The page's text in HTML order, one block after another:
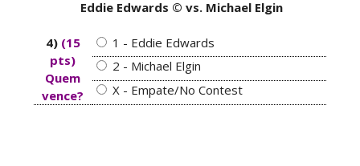
TENSÃO E REGRESSOS IMPACTANTES NO RAW:
Becky Lynch e Stephanie Vaquer interrompem
celebração do The Judgment Day
Unknown - Aug 05 2026
Eddie Edwards © vs. Michael Elgin
4) (15
pts)
Quem
vence?
1 - Eddie Edwards
2 - Michael Elgin
X - Empate/No Contest